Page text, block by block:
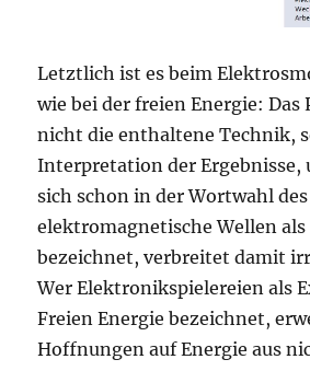
Letztlich ist es beim
wie bei der freien Energie: Das
nicht die enthaltene Technik,
Interpretation der Ergebnisse,
sich schon in der Wortwahl
elektromagnetische Wellen
bezeichnet, verbreitet damit
Wer Elektronikspielereien als
Freien Energie bezeichnet,
Hoffnungen auf Energie aus